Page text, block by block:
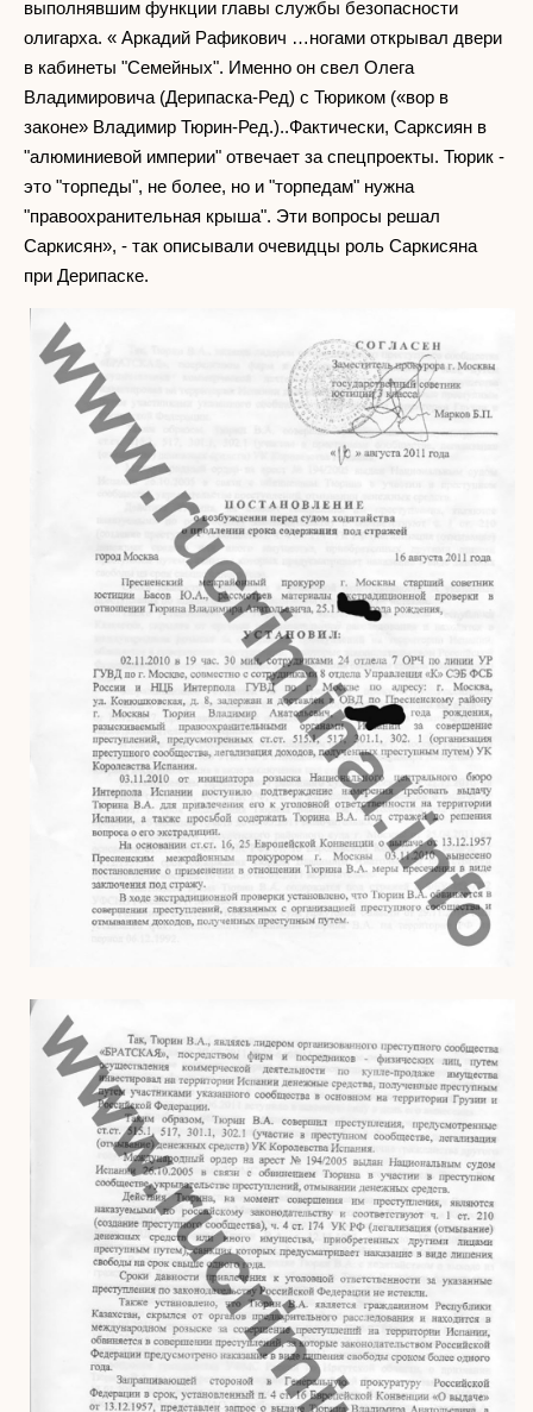
выполнявшим функции главы службы безопасности
олигарха. « Аркадий Рафикович …ногами открывал двери
в кабинеты "Семейных". Именно он свел Олега
Владимировича (Дерипаска-Ред) с Тюриком («вор в
законе» Владимир Тюрин-Ред.)..Фактически, Сарксиян в
"алюминиевой империи" отвечает за спецпроекты. Тюрик -
это "торпеды", не более, но и "торпедам" нужна
"правоохранительная крыша". Эти вопросы решал
Саркисян», - так описывали очевидцы роль Саркисяна
при Дерипаске.